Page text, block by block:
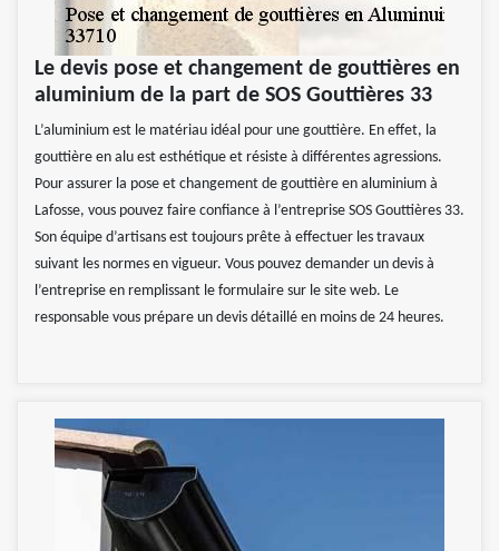
Le devis pose et changement de gouttières en
aluminium de la part de SOS Gouttières 33
L’aluminium est le matériau idéal pour une gouttière. En effet, la
gouttière en alu est esthétique et résiste à différentes agressions.
Pour assurer la pose et changement de gouttière en aluminium à
Lafosse, vous pouvez faire confiance à l’entreprise SOS Gouttières 33.
Son équipe d’artisans est toujours prête à effectuer les travaux
suivant les normes en vigueur. Vous pouvez demander un devis à
l’entreprise en remplissant le formulaire sur le site web. Le
responsable vous prépare un devis détaillé en moins de 24 heures.